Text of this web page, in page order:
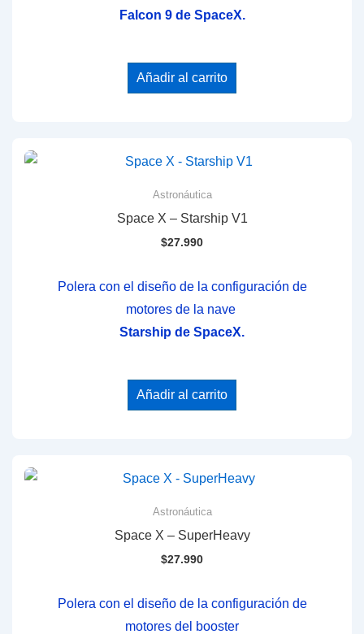
Falcon 9 de SpaceX.
Añadir al carrito
Astronáutica
Space X – Starship V1
$27.990
Polera con el diseño de la configuración de
motores de la nave
Starship de SpaceX.
Añadir al carrito
Astronáutica
Space X – SuperHeavy
$27.990
Polera con el diseño de la configuración de
motores del booster